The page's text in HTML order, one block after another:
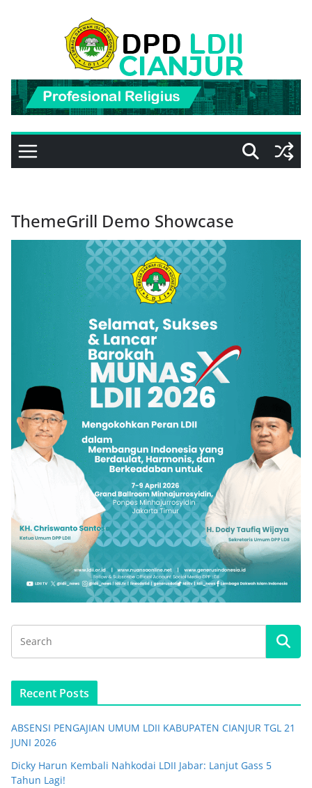
ThemeGrill Demo Showcase
Recent Posts
ABSENSI PENGAJIAN UMUM LDII KABUPATEN CIANJUR TGL 21
JUNI 2026
Dicky Harun Kembali Nahkodai LDII Jabar: Lanjut Gass 5
Tahun Lagi!